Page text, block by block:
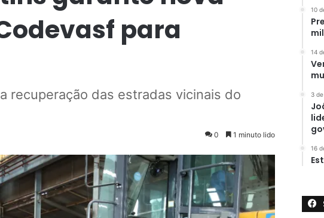
para
recuperação das estradas vicinais do
0 1 minuto lido
10
14
3
16